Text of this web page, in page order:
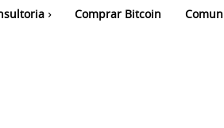
Comprar Bitcoin